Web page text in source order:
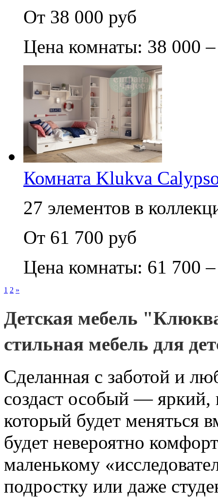
От 38 000 руб
Цена комнаты: 38 000
Комната Klukva
27 элементов в
От 61 700 руб
Цена комнаты: 61 700
1 2 »
Детская мебель
стильная мебель для
Сделанная с заботой и
создаст особый —
который будет меняться
будет невероятно
маленькому
подростку или даже